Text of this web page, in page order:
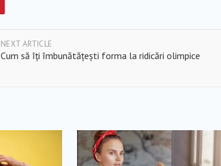
NEXT ARTICLE
Cum să îți îmbunătățești forma la ridicări olimpice